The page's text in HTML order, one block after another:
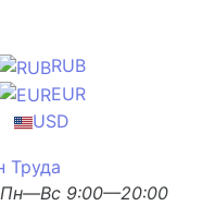
RUB
EUR
USD
Пн—Вс 9:00—20:00